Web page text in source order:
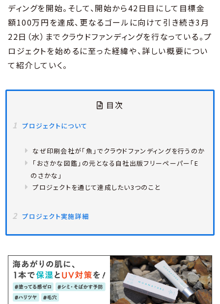
ディングを開始。そして、開始から42日目にして目標金
額100万円を達成、更なるゴールに向けて引き続き3月
22日（水）までクラウドファンディングを行なっている。プ
ロジェクトを始めるに至った経緯や、詳しい概要につい
て紹介していく。
目次
プロジェクトについて
なぜ印刷会社が「魚」でクラウドファンディングを行うのか
「おさかな図鑑」の元となる自社出版フリーペーパー「E
のさかな」
プロジェクトを通じて達成したい3つのこと
プロジェクト実施詳細